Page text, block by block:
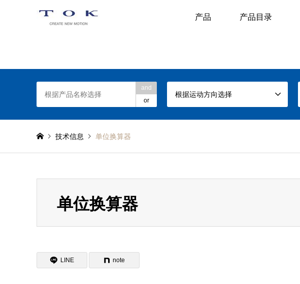
产品 产品目录
and
or
根据运动方向选择
技术信息 单位换算器
单位换算器
LINE note